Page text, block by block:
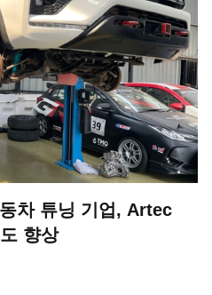
차 튜닝 기업, Artec
향상